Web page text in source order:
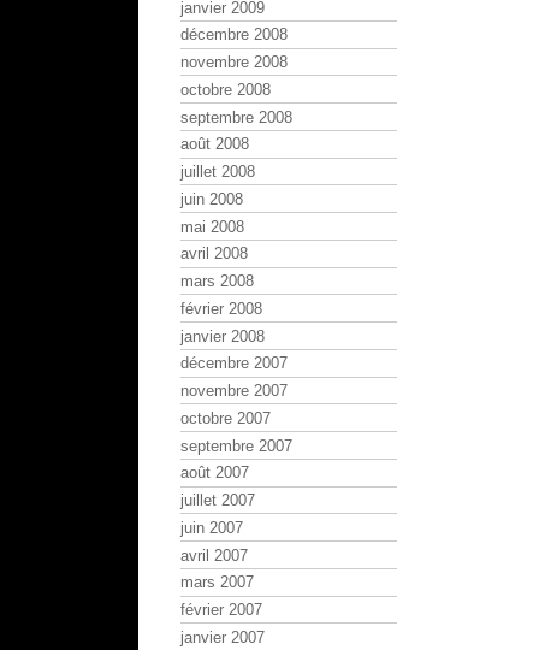
janvier 2009
décembre 2008
novembre 2008
octobre 2008
septembre 2008
août 2008
juillet 2008
juin 2008
mai 2008
avril 2008
mars 2008
février 2008
janvier 2008
décembre 2007
novembre 2007
octobre 2007
septembre 2007
août 2007
juillet 2007
juin 2007
avril 2007
mars 2007
février 2007
janvier 2007